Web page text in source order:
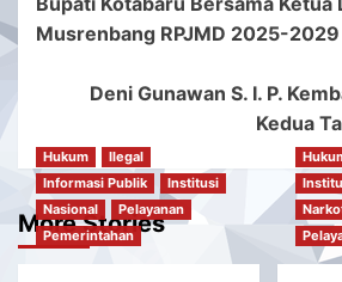
Navigation
Musrenbang RPJMD 2025-2029
Deni Gunawan S. I. P.
Kedua
More Stories
Hukum
Ilegal
Informasi Publik
Institusi
Nasional
Pelayanan
Pemerintahan